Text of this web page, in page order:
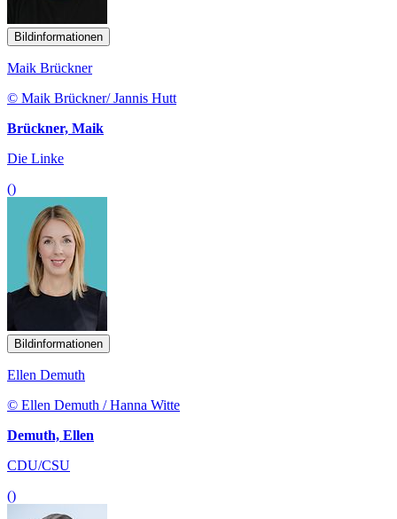
Bildinformationen
Maik Brückner
© Maik Brückner/ Jannis Hutt
Brückner, Maik
Die Linke
()
Bildinformationen
Ellen Demuth
© Ellen Demuth / Hanna Witte
Demuth, Ellen
CDU/CSU
()